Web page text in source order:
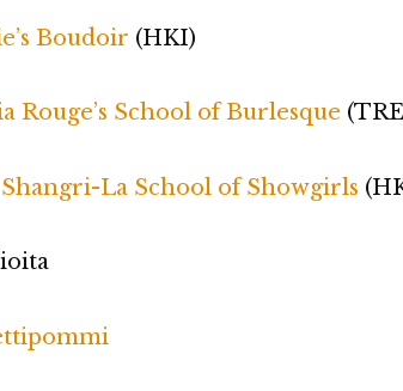
Boudoir (HKI)
Rouge’s School of Burlesque
La School of Showgirls